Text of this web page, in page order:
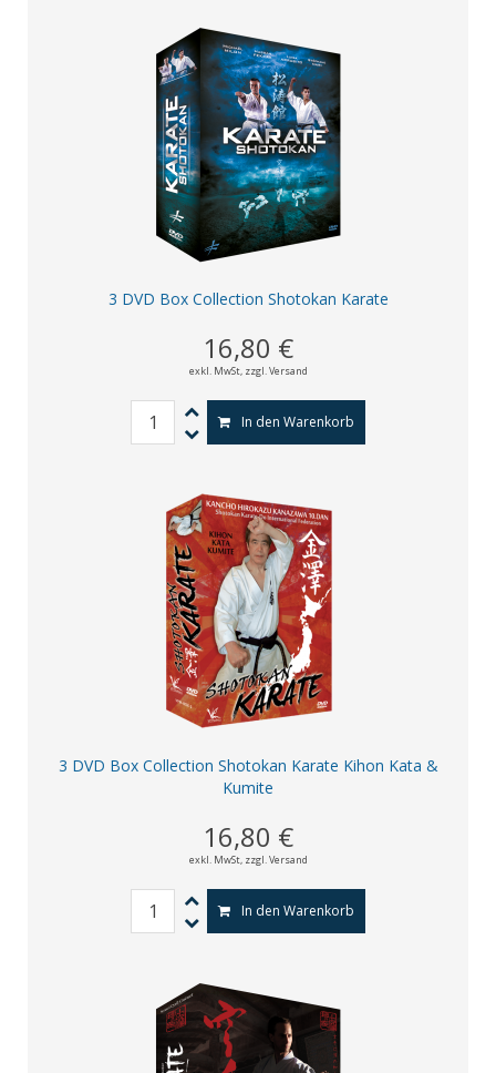
3 DVD Box Collection Shotokan Karate
16,80 €
exkl. MwSt, zzgl. Versand
In den Warenkorb
3 DVD Box Collection Shotokan Karate Kihon Kata &
Kumite
16,80 €
exkl. MwSt, zzgl. Versand
In den Warenkorb